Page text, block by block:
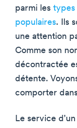
parmi les types
populaires. Ils
une attention
Comme son
décontractée
détente.
comporter
Le service